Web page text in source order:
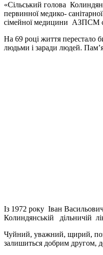
«Сільський голова
первинної медико-
сімейної медицини АЗПСМ
На 69 році життя перестало
людьми і заради людей.
Із 1972 року Іван
Колиндянській дільничій
Чуйний, уважний, щирий,
залишиться добрим другом,